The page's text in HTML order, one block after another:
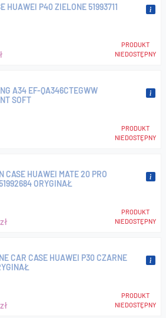
HUAWEI P40 ZIELONE 51993711
PRODUKT
NIEDOSTĘPNY
A34 EF-QA346CTEGWW
SOFT
PRODUKT
NIEDOSTĘPNY
CASE HUAWEI MATE 20 PRO
ORYGINAŁ
PRODUKT
NIEDOSTĘPNY
CAR CASE HUAWEI P30 CZARNE
PRODUKT
NIEDOSTĘPNY